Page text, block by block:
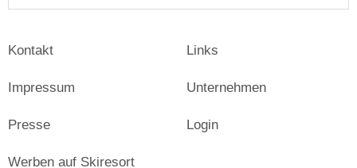
Kontakt
Impressum
Presse
Links
Unternehmen
Login
Werben auf Skiresort